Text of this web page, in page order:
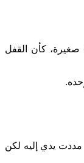
كأن القفل
يدي إليه لكن